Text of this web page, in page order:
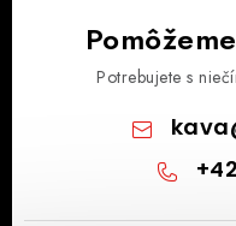
Potrebujete s
kava